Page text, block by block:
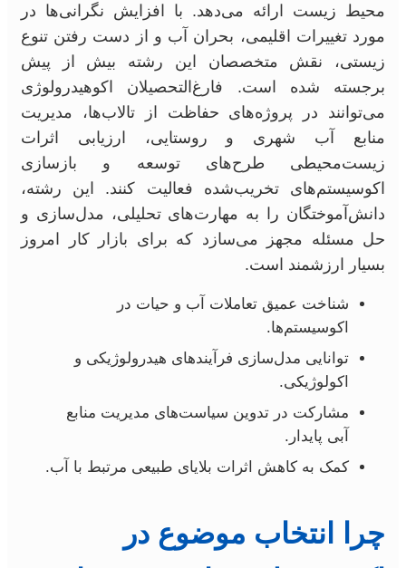
محیط زیست ارائه می‌دهد. با افزایش نگرانی‌ها در
مورد تغییرات اقلیمی، بحران آب و از دست رفتن تنوع
زیستی، نقش متخصصان این رشته بیش از پیش
برجسته شده است. فارغ‌التحصیلان اکوهیدرولوژی
می‌توانند در پروژه‌های حفاظت از تالاب‌ها، مدیریت
منابع آب شهری و روستایی، ارزیابی اثرات
زیست‌محیطی طرح‌های توسعه و بازسازی
اکوسیستم‌های تخریب‌شده فعالیت کنند. این رشته،
دانش‌آموختگان را به مهارت‌های تحلیلی، مدل‌سازی و
حل مسئله مجهز می‌سازد که برای بازار کار امروز
بسیار ارزشمند است.
شناخت عمیق تعاملات آب و حیات در
اکوسیستم‌ها.
توانایی مدل‌سازی فرآیندهای هیدرولوژیکی و
اکولوژیکی.
مشارکت در تدوین سیاست‌های مدیریت منابع
آبی پایدار.
کمک به کاهش اثرات بلایای طبیعی مرتبط با آب.
چرا انتخاب موضوع در